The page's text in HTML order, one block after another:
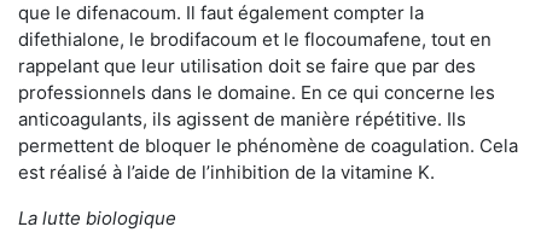
que le difenacoum. Il faut également compter la
difethialone, le brodifacoum et le flocoumafene, tout en
rappelant que leur utilisation doit se faire que par des
professionnels dans le domaine. En ce qui concerne les
anticoagulants, ils agissent de manière répétitive. Ils
permettent de bloquer le phénomène de coagulation. Cela
est réalisé à l’aide de l’inhibition de la vitamine K.
La lutte biologique